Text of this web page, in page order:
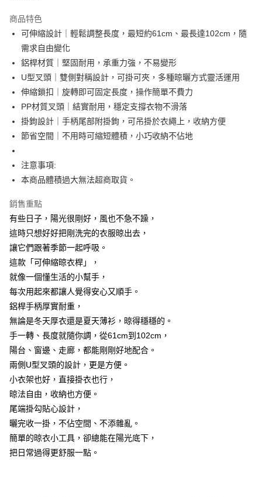
街口支付
悠遊付
AFTEE先享後付
相關說明
【關於「AFTEE先享後付」】
AFTEE先享後付是「在收到商品之後才付款」的支付方式。 讓您購物簡單
便利好安心！
１．簡單：不需註冊會員、不需綁卡、不需儲值。
３．安心：先確認商品／服務後，再付款。
【「AFTEE先享後付」結帳流程】
１．於結帳方式選擇「AFTEE先享後付」後，將跳轉至「AFTEE先享後付」
２．訂單成立數日內，您將收到繳費通知簡訊。
３．收到繳費通知簡訊後14天內，點擊此簡訊中的連結，可透過四大超商／
ATM／網路銀行／等多元方式進行付款，方視為交易完成。
※ 請注意：結帳手續完成當下不需立刻繳費，但若您需要取消訂單，請聯絡
購買商品的店家。未經商家同意取消之訂單仍視為有效，需透過AFTEE先享
後付繳納相關費用。
是否繳費成功／繳費後需取消欲退款等相關疑問，請聯繫「AFTEE先享後付
客戶支援中心」https://netprotections.freshdesk.com/support/home
【注意事項】
１．透過由恩沛科技股份有限公司提供之「AFTEE先享後付」服務完成之交
易，需依本服務之必要範圍內提供個人資料，並將交易相關給付款項請求債
２．關於個人資料處理事宜，請瀏覽以下網址：
https://aftee.tw/terms/#terms3
３．未成年的使用者請事先徵得法定代理人或監護人之同意方可使用
「AFTEE先享後付」，若未經同意申辦者引起之損失，本公司不負相關責
任。
４．使用「AFTEE先享後付」時，將依據個別帳號之用戶狀況，依本公司即
時審查核予不同之上限額度；若仍有額度不足之情形，本公司將視審查結果
請求用戶進行身份認證。
５．嚴禁一人註冊多個帳號或使用他人資訊註冊。若發現惡意使用之情形，
恩沛科技股份有限公司將有權停止該用戶之使用額度並採取法律行動。
ATM付款
運送方式
每筆NT$100，滿NT$799(含以上)免運費
商品特色
可伸縮設計｜輕鬆調整長度，最短約61cm、最長達102cm，隨
需求自由變化
鋁桿材質｜堅固耐用，承重力強，不易變形
U型叉頭｜雙側對稱設計，可掛可夾，多種晾曬方式靈活運用
伸縮鎖扣｜旋轉即可固定長度，操作簡單不費力
PP材質叉頭｜結實耐用，穩定支撐衣物不滑落
掛鉤設計｜手柄尾部附掛鉤，可吊掛於衣繩上，收納方便
節省空間｜不用時可縮短體積，小巧收納不佔地
注意事項:
本商品體積過大無法超商取貨。
銷售重點
有些日子，陽光很剛好，風也不急不躁，
這時只想好好把剛洗完的衣服晾出去，
讓它們跟著季節一起呼吸。
這款「可伸縮晾衣桿」，
就像一個懂生活的小幫手，
每次用起來都讓人覺得安心又順手。
鋁桿手柄厚實耐重，
無論是冬天厚衣還是夏天薄衫，晾得穩穩的。
手一轉、長度就隨你調，從61cm到102cm，
陽台、窗邊、走廊，都能剛剛好地配合。
兩側U型叉頭的設計，更是方便。
小衣架也好，直接掛衣也行，
晾法自由，收納也方便。
尾端掛勾貼心設計，
曬完收一掛，不佔空間、不添雜亂。
簡單的晾衣小工具，卻總能在陽光底下，
把日常過得更舒服一點。